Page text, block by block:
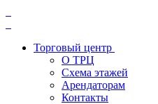
Торговый центр
О ТРЦ
Схема этажей
Арендаторам
Контакты